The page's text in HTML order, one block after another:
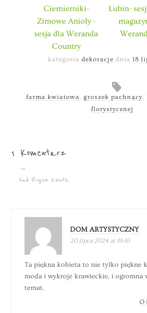
Ciemierniki-
Zimowe Anioły -
sesja dla Weranda
Country
Łubin-
kategoria dekoracje dnia 18
farma kwiatowa, groszek pachnący,
florystycznej
1 Komentarz
→
Nad Bugiem Kwiatki
DOM ARTYSTYCZNY
20 lipca 2024 at 19:10
Ta piękna kobieta to nie tylko piękne
moda i wykroje krawieckie, i ogromna
temat.